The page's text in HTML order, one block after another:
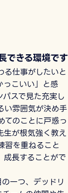
できる環境です
る仕事がしたいと
っこいい」と感
スで見た充実し
い雰囲気が決め手
てのことに戸惑っ
生が根気強く教え
習を重ねること
成長することがで
一つ、デッドリ